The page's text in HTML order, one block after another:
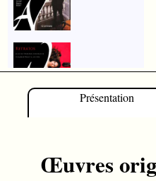
Présentation
Œuvres